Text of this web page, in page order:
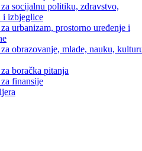
privredu
pravosuđe, upravu i radne odnose
unutrašnje poslove
socijalnu politiku, zdravstvo,
i izbjeglice
urbanizam, prostorno uređenje i
obrazovanje, mlade, nauku,
boračka pitanja
finansije